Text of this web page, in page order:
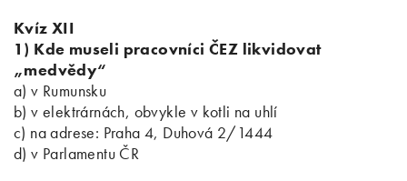
Kvíz XII
1) Kde museli pracovníci ČEZ likvidovat
„medvědy“
a) v Rumunsku
b) v elektrárnách, obvykle v kotli na uhlí
c) na adrese: Praha 4, Duhová 2/1444
d) v Parlamentu ČR